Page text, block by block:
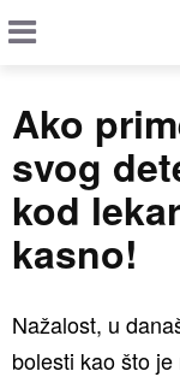
Ako
svog
kod
kasno!
Nažalost, u
bolesti kao što